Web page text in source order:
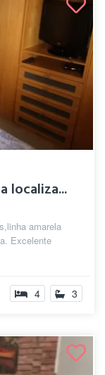
localiza...
amarela
Excelente
4 3